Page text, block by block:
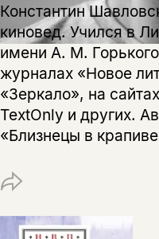
Константин
киновед. Учился в
имени А. М.
журналах «Новое
«Зеркало», на
TextOnly и других.
«Близнецы в
о книгах и
За подписку
Этой
на склад